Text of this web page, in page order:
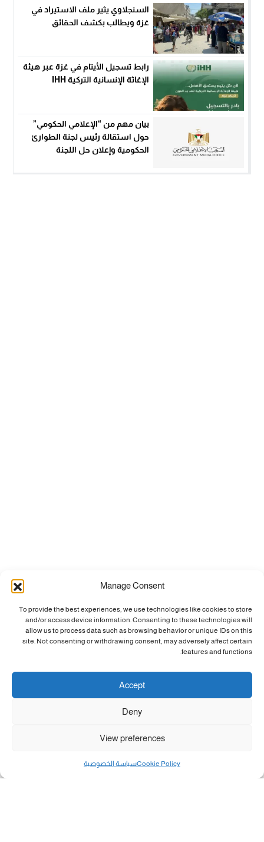
Manage Consent
To provide the best experiences, we use technologies like cookies to store
and/or access device information. Consenting to these technologies will
allow us to process data such as browsing behavior or unique IDs on this
site. Not consenting or withdrawing consent, may adversely affect certain
features and functions.
Accept
Deny
View preferences
Cookie Policyسياسة الخصوصية
السنجلاوي يثير ملف الاستيراد في
غزة ويطالب بكشف الحقائق
رابط تسجيل الأيتام في غزة عبر هيئة
الإغاثة الإنسانية التركية IHH
بيان مهم من “الإعلامي الحكومي”
حول استقالة رئيس لجنة الطوارئ
الحكومية وإعلان حل اللجنة
مال و أعمال